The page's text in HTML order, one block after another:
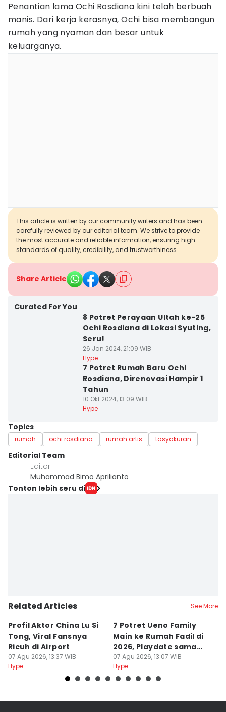
Penantian lama Ochi Rosdiana kini telah berbuah
manis. Dari kerja kerasnya, Ochi bisa membangun
rumah yang nyaman dan besar untuk
keluarganya.
This article is written by our community writers and has been
carefully reviewed by our editorial team. We strive to provide
the most accurate and reliable information, ensuring high
standards of quality, credibility, and trustworthiness.
Share Article
Curated For You
8 Potret Perayaan Ultah ke-25
Ochi Rosdiana di Lokasi Syuting,
Seru!
26 Jan 2024, 21:09 WIB
Hype
7 Potret Rumah Baru Ochi
Rosdiana, Direnovasi Hampir 1
Tahun
10 Okt 2024, 13:09 WIB
Hype
Topics
rumah ochi rosdiana rumah artis tasyakuran
Editorial Team
Editor
Muhammad Bimo Aprilianto
Tonton lebih seru di
Related Articles See More
Profil Aktor China Lu Si
Tong, Viral Fansnya
Ricuh di Airport
07 Agu 2026, 13:37 WIB
Hype
7 Potret Ueno Family
Main ke Rumah Fadil di
2026, Playdate sama
Aisha!
07 Agu 2026, 13:07 WIB
Hype